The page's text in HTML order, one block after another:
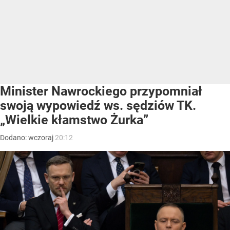
Minister Nawrockiego przypomniał
swoją wypowiedź ws. sędziów TK.
„Wielkie kłamstwo Żurka”
Dodano:wczoraj 20:12